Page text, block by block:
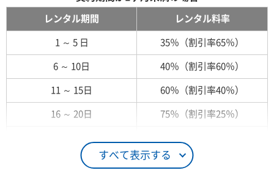
すべて表示する
レンタル期間 レンタル料率
1 ～ 5 日 35％（割引率65％）
6 ～ 10日 40％（割引率60％）
11 ～ 15日 60％（割引率40％）
16 ～ 20日 75％（割引率25％）
26日 ～ 1ヶ月 100％（割引率 0％）